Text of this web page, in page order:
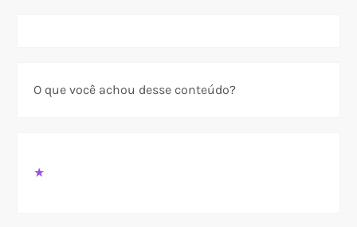
O que você achou desse conteúdo?
★